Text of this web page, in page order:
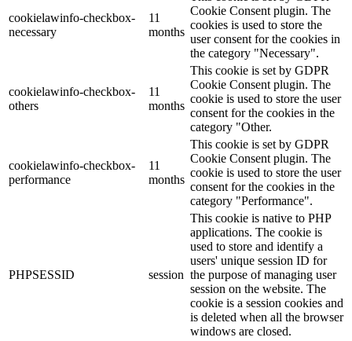
cookielawinfo-checkbox-
necessary
11
months
Cookie Consent plugin. The
cookies is used to store the
user consent for the cookies in
the category "Necessary".
cookielawinfo-checkbox-
others
11
months
This cookie is set by GDPR
Cookie Consent plugin. The
cookie is used to store the user
consent for the cookies in the
category "Other.
cookielawinfo-checkbox-
performance
11
months
This cookie is set by GDPR
Cookie Consent plugin. The
cookie is used to store the user
consent for the cookies in the
category "Performance".
PHPSESSID session
This cookie is native to PHP
applications. The cookie is
used to store and identify a
users' unique session ID for
the purpose of managing user
session on the website. The
cookie is a session cookies and
is deleted when all the browser
windows are closed.